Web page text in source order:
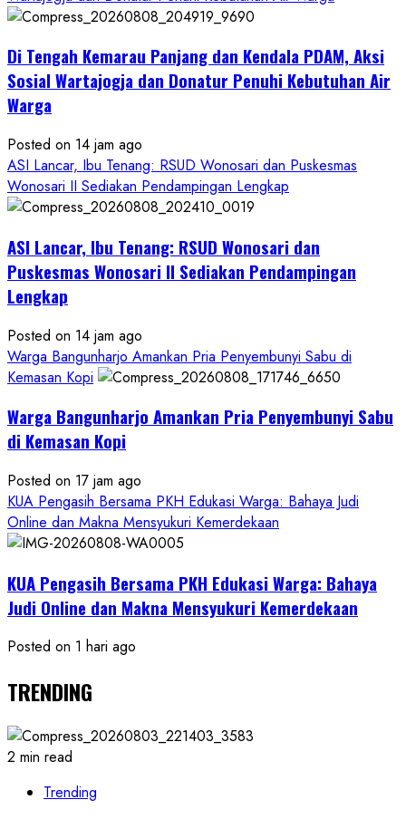
Di Tengah Kemarau Panjang dan Kendala PDAM, Aksi
Sosial Wartajogja dan Donatur Penuhi Kebutuhan Air
Warga
Posted on 14 jam ago
ASI Lancar, Ibu Tenang: RSUD Wonosari dan Puskesmas
Wonosari II Sediakan Pendampingan Lengkap
ASI Lancar, Ibu Tenang: RSUD Wonosari dan
Puskesmas Wonosari II Sediakan Pendampingan
Lengkap
Posted on 14 jam ago
Warga Bangunharjo Amankan Pria Penyembunyi Sabu di
Kemasan Kopi
Warga Bangunharjo Amankan Pria Penyembunyi Sabu
di Kemasan Kopi
Posted on 17 jam ago
KUA Pengasih Bersama PKH Edukasi Warga: Bahaya Judi
Online dan Makna Mensyukuri Kemerdekaan
KUA Pengasih Bersama PKH Edukasi Warga: Bahaya
Judi Online dan Makna Mensyukuri Kemerdekaan
Posted on 1 hari ago
TRENDING
2 min read
Trending